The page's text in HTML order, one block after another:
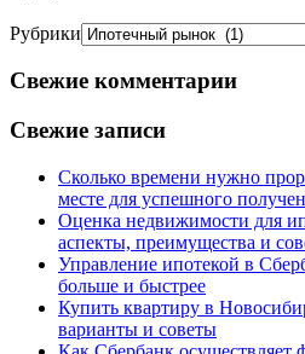
Рубрики
Свежие комментарии
Свежие записи
Сколько времени нужно
месте для успешного
Оценка недвижимости для
аспекты, преимущества и
Управление ипотекой в
больше и быстрее
Купить квартиру в
варианты и советы